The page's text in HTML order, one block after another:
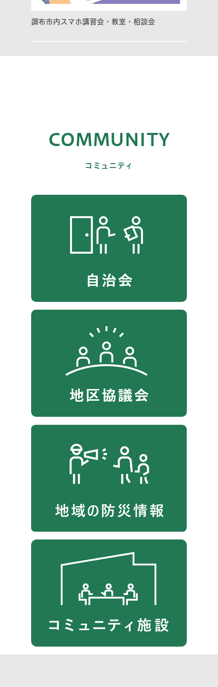
調布市内スマホ講習会・教室・相談会
COMMUNITY
コミュニティ